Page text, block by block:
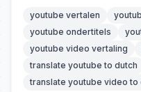
youtube vertalen
youtube ondertitels
youtube video vertaling
translate youtube to dutch
translate youtube video to